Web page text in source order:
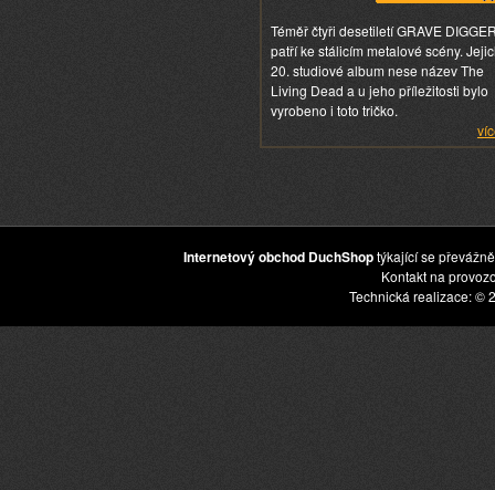
Téměř čtyři desetiletí GRAVE
patří ke stálicím metalové scény.
20. studiové album nese název The
Living Dead a u jeho příležitosti bylo
vyrobeno i toto tričko.
Internetový obchod DuchShoptýkající se
Kontakt na
Technická realizace: ©